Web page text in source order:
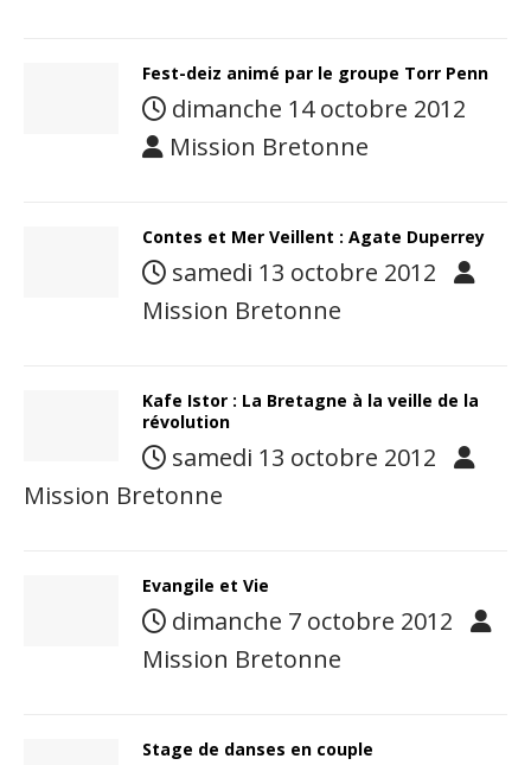
Fest-deiz animé par le groupe Torr Penn
dimanche 14 octobre 2012
Mission Bretonne
Contes et Mer Veillent : Agate Duperrey
samedi 13 octobre 2012
Mission Bretonne
Kafe Istor : La Bretagne à la veille de la
révolution
samedi 13 octobre 2012
Mission Bretonne
Evangile et Vie
dimanche 7 octobre 2012
Mission Bretonne
Stage de danses en couple